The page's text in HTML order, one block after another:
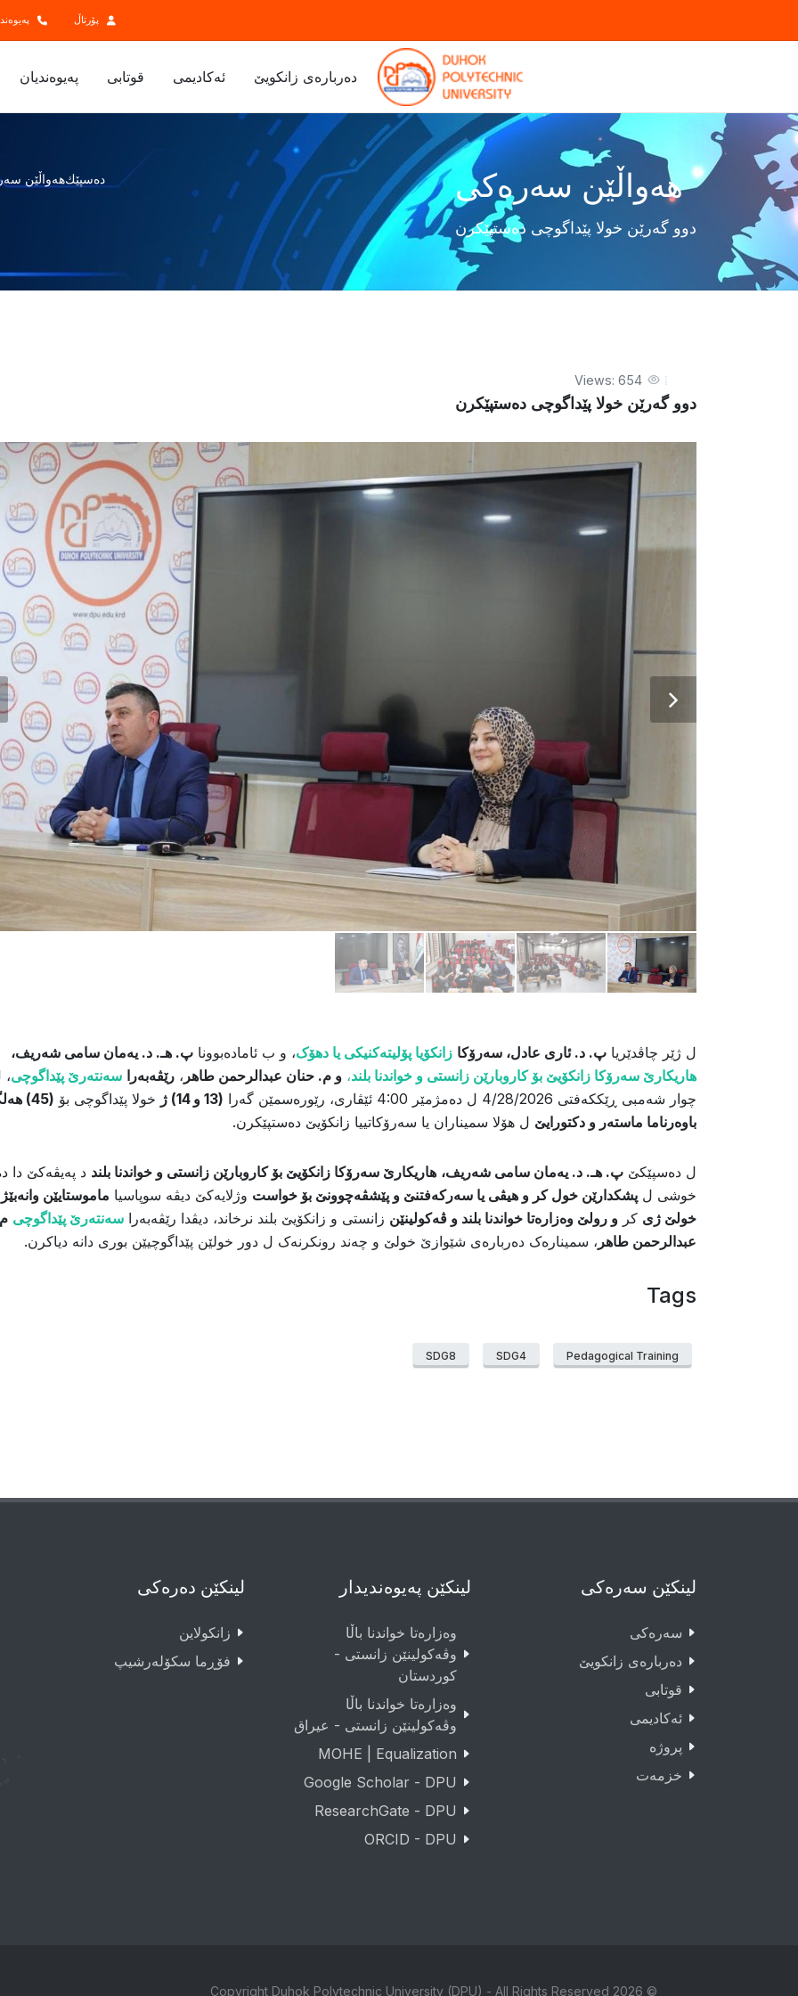
پۆرتاڵ
ده‌رباره‌ی زانكویێ ئەکادیمی قوتابی پەیوەندیان
هەواڵێن سەرەکی
دوو گەرێن خولا پێداگوچى دەستپێکرن
دەسپێكهەواڵێن
Views: 654
دوو گەرێن خولا پێداگوچى دەستپێکرن
ل ژێر چاڤدێریا پ. د. ئارى عادل، سەرۆکا زانکۆیا پۆلیتەکنیکی یا دهۆک، و ب ئامادەبوونا پ. هـ. د. یەمان سامی شەریف،
هاریکارێ سەرۆکا زانکۆیێ بۆ کاروبارێن زانستى و خواندنا بلند، و م. حنان عبدالرحمن طاهر ، رێڤەبەرا سەنتەرێ پێداگوچى،
چوار شەمبی ڕێککەفتی 4/28/2026 ل دەمژمێر 4:00 ئێڤاری، رێورەسمێن گەرا
(13 و 14) ژ خولا پێداگوچى بۆ
(45)
باوەرناما ماستەر و دکتورایێ ل هۆلا سمیناران یا سەرۆکاتییا زانكۆيێ دەستپێکرن.
ل دەسپێکێ پ. هـ. د. یەمان سامی شەریف، هاریکارێ سەرۆکا زانکۆیێ بۆ کاروبارێن زانستى و خواندنا بلند د پەیڤەکێ دا
خوشی ل پشکدارێن خول کر و هیڤی یا سەرکەفتنێ و پێشڤەچوونێ بۆ خواست وژلایەکێ دیڤە سوپاسیا ماموستایێن
خولێ ژى کر و رولێ وەزارەتا خواندنا بلند و ڤەکولینێن زانستی و زانکۆیێ بلند نرخاند، دیڤدا رێڤەبەرا سەنتەرێ پێداگوچى
عبدالرحمن طاهر ، سمینارەک دەربارەى شێوازێ خولێ و چەند رونکرنەک ل دور خولێن پێداگوچیێن بوری دانە دیاکرن.
Tags
Pedagogical Training
SDG4
SDG8
لینکێن سەرەکی
سەرەکى
دەربارەى زانکویێ
قوتابى
ئەکادیمى
پروژە
خزمەت
لینکێن پەیوەندیدار
وەزارەتا خواندنا باڵا
وڤەکولینێن زانستی -
کوردستان
وەزارەتا خواندنا باڵا
وڤەکولینێن زانستی - عيراق
MOHE | Equalization
Google Scholar - DPU
ResearchGate - DPU
ORCID - DPU
لینکێن دەرەکی
زانکولاین
فۆڕما سکۆلەرشیپ
© 2026 Copyright Duhok Polytechnic University (DPU) - All Rights Reserved